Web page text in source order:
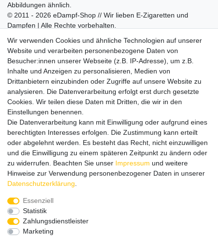
Abbildungen ähnlich.
© 2011 - 2026 eDampf-Shop // Wir lieben E-Zigaretten und
Dampfen | Alle Rechte vorbehalten.
Bitte entschuldigen Sie, wenn wir telefonisch wegen hoher
betrieblicher Auslastung nicht erreichbar sein sollten.
Schreiben Sie uns gerne eine E-Mail mit Ihrer Telefonnummer
und der Bitte um Rückruf.
Wir rufen Sie schnellstmöglich zurück.
Wir versenden in die folgenden Länder
Versandkostenfrei (DE) ab 69 €
Wir verwenden Cookies und ähnliche Technologien auf unserer
Website und verarbeiten personenbezogene Daten von
Besucher:innen unserer Webseite (z.B. IP-Adresse), um z.B.
Inhalte und Anzeigen zu personalisieren, Medien von
Drittanbietern einzubinden oder Zugriffe auf unsere Website zu
analysieren. Die Datenverarbeitung erfolgt erst durch gesetzte
Cookies. Wir teilen diese Daten mit Dritten, die wir in den
Einstellungen benennen.
Die Datenverarbeitung kann mit Einwilligung oder aufgrund eines
berechtigten Interesses erfolgen. Die Zustimmung kann erteilt
oder abgelehnt werden. Es besteht das Recht, nicht einzuwilligen
und die Einwilligung zu einem späteren Zeitpunkt zu ändern oder
zu widerrufen. Beachten Sie unser Impressum und weitere
Hinweise zur Verwendung personenbezogener Daten in unserer
Daten­schutz­erklärung
Essenziell
Statistik
Zahlungsdienstleister
Marketing